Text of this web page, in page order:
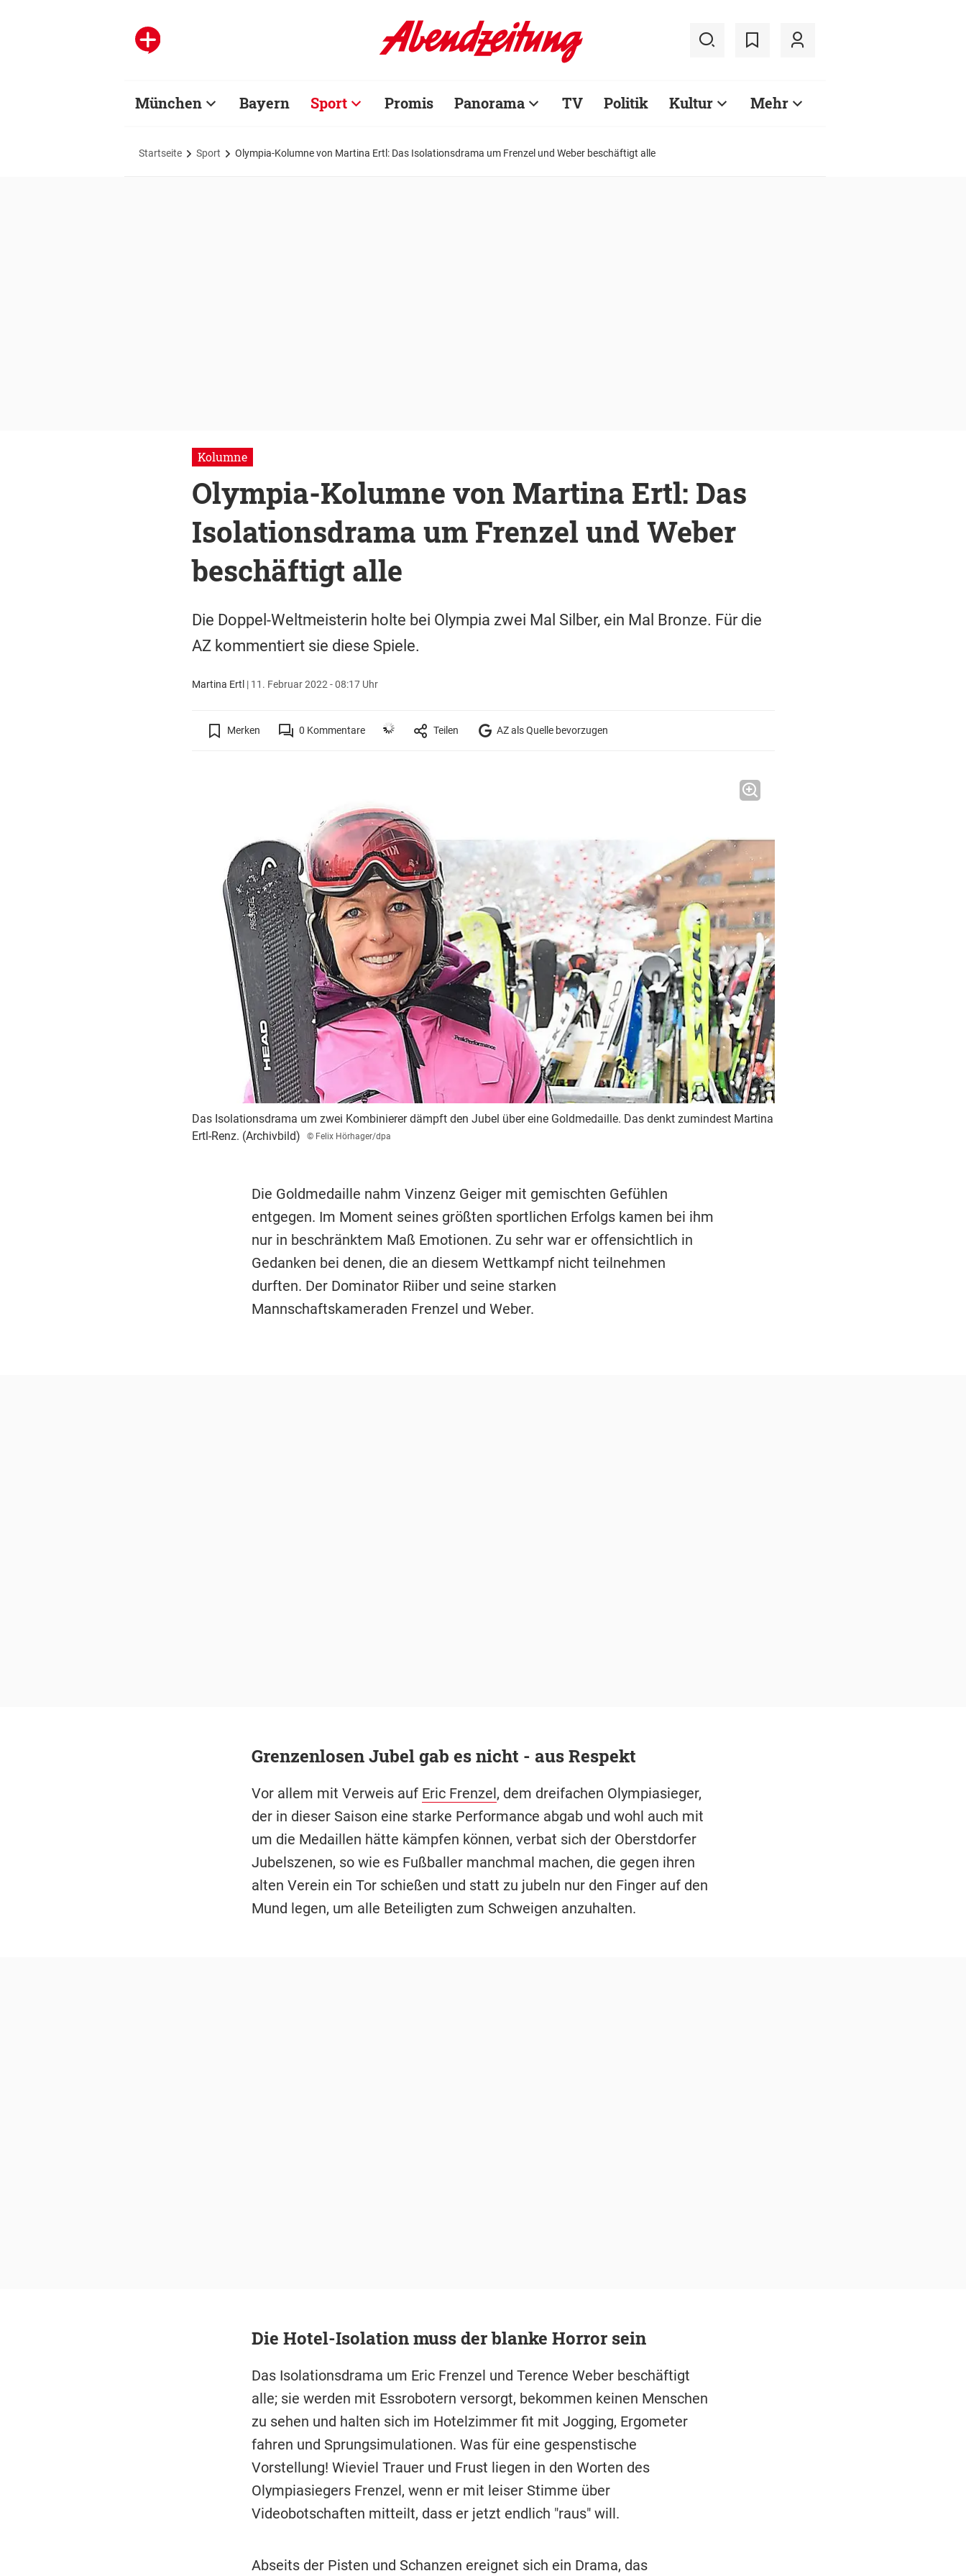
München Bayern Sport Promis Panorama TV Politik Kultur Mehr
Startseite Sport Olympia-Kolumne von Martina Ertl: Das Isolationsdrama um Frenzel und Weber beschäftigt alle
Kolumne
Olympia-Kolumne von Martina Ertl: Das
Isolationsdrama um Frenzel und Weber
beschäftigt alle
Die Doppel-Weltmeisterin holte bei Olympia zwei Mal Silber, ein Mal Bronze. Für die
AZ kommentiert sie diese Spiele.
Martina Ertl | 11. Februar 2022 - 08:17 Uhr
Merken 0 Kommentare Teilen AZ als Quelle bevorzugen
Das Isolationsdrama um zwei Kombinierer dämpft den Jubel über eine Goldmedaille. Das denkt zumindest Martina
Ertl-Renz. (Archivbild)
© Felix Hörhager/dpa
Die Goldmedaille nahm Vinzenz Geiger mit gemischten Gefühlen
entgegen. Im Moment seines größten sportlichen Erfolgs kamen bei ihm
nur in beschränktem Maß Emotionen. Zu sehr war er offensichtlich in
Gedanken bei denen, die an diesem Wettkampf nicht teilnehmen
durften. Der Dominator Riiber und seine starken
Mannschaftskameraden Frenzel und Weber.
Grenzenlosen Jubel gab es nicht - aus Respekt
Vor allem mit Verweis auf Eric Frenzel, dem dreifachen Olympiasieger,
der in dieser Saison eine starke Performance abgab und wohl auch mit
um die Medaillen hätte kämpfen können, verbat sich der Oberstdorfer
Jubelszenen, so wie es Fußballer manchmal machen, die gegen ihren
alten Verein ein Tor schießen und statt zu jubeln nur den Finger auf den
Mund legen, um alle Beteiligten zum Schweigen anzuhalten.
Die Hotel-Isolation muss der blanke Horror sein
Das Isolationsdrama um Eric Frenzel und Terence Weber beschäftigt
alle; sie werden mit Essrobotern versorgt, bekommen keinen Menschen
zu sehen und halten sich im Hotelzimmer fit mit Jogging, Ergometer
fahren und Sprungsimulationen. Was für eine gespenstische
Vorstellung! Wieviel Trauer und Frust liegen in den Worten des
Olympiasiegers Frenzel, wenn er mit leiser Stimme über
Videobotschaften mitteilt, dass er jetzt endlich "raus" will.
Abseits der Pisten und Schanzen ereignet sich ein Drama, das